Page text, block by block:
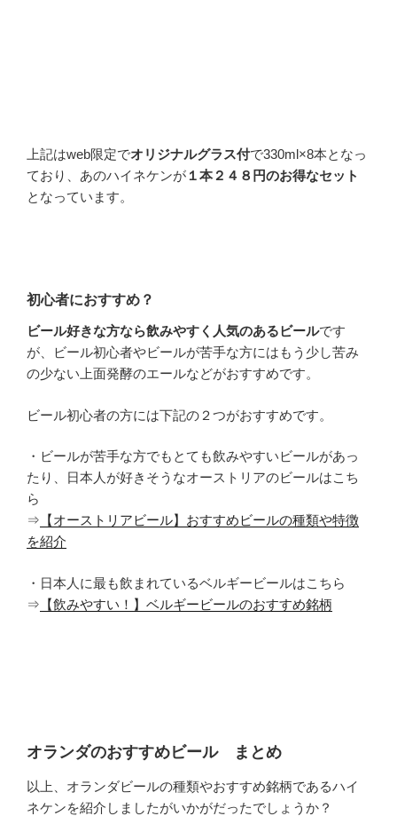
上記はweb限定でオリジナルグラス付で330ml×8本となっ
ており、あのハイネケンが １本２４８円のお得なセット
となっています。
初心者におすすめ？
ビール好きな方なら飲みやすく人気のあるビールです
が、ビール初心者やビールが苦手な方にはもう少し苦み
の少ない上面発酵のエールなどがおすすめです。
ビール初心者の方には下記の２つがおすすめです。
・ビールが苦手な方でもとても飲みやすいビールがあっ
たり、日本人が好きそうなオーストリアのビールはこち
ら
⇒ 【オーストリアビール】おすすめビールの種類や特徴
を紹介
・日本人に最も飲まれているベルギービールはこちら
⇒ 【飲みやすい！】ベルギービールのおすすめ銘柄
オランダのおすすめビール まとめ
以上、オランダビールの種類やおすすめ銘柄であるハイ
ネケンを紹介しましたがいかがだったでしょうか？